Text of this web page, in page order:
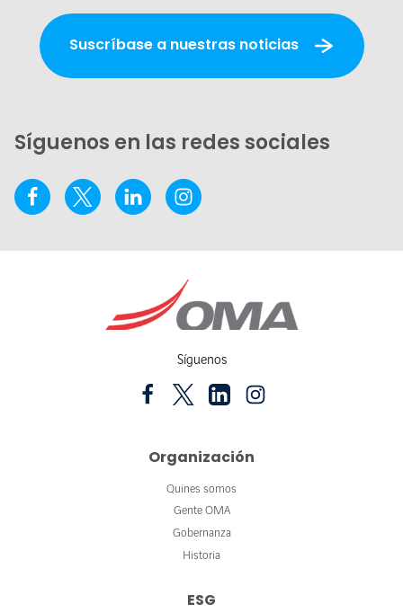
Suscríbase a nuestras noticias
Síguenos en las redes sociales
Síguenos
Organización
Quines somos
Gente OMA
Gobernanza
Historia
ESG